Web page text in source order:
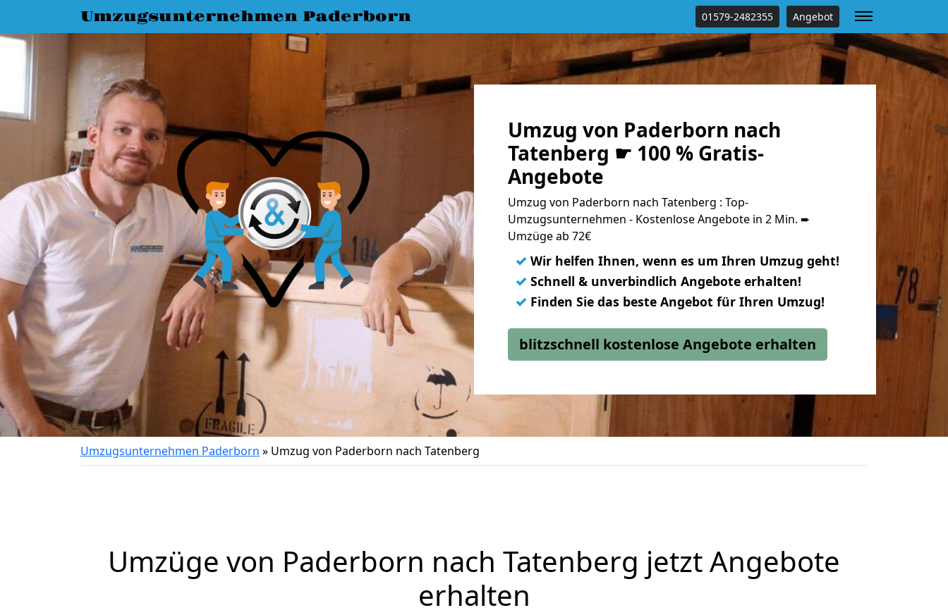
Umzugsunternehmen Paderborn 01579-2482355 Angebot
Umzug von Paderborn nach
Tatenberg ☛ 100 % Gratis-
Angebote
Umzug von Paderborn nach Tatenberg : Top-
Umzugsunternehmen - Kostenlose Angebote in 2 Min. ➨
Umzüge ab 72€
✓ Wir helfen Ihnen, wenn es um Ihren Umzug geht!
✓ Schnell & unverbindlich Angebote erhalten!
✓ Finden Sie das beste Angebot für Ihren Umzug!
blitzschnell kostenlose Angebote erhalten
Umzugsunternehmen Paderborn » Umzug von Paderborn nach Tatenberg
Umzüge von Paderborn nach Tatenberg jetzt Angebote
erhalten